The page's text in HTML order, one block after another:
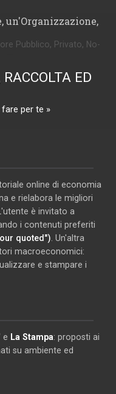
un'Organizzazione,
Pubblico, Privato, No-
ED
per te »
online di economia
e rielabora le migliori
è invitato a
i contenuti preferiti
quoted") . Un'altra
macroeconomici:
e stampare i
e La Stampa: proposti ai
su ambiente ed